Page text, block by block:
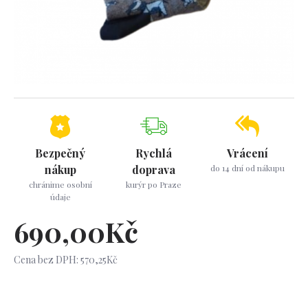
Bezpečný
nákup
chránime osobní
údaje
Rychlá
doprava
kurýr po Praze
Vrácení
do 14 dní od nákupu
690,00Kč
Cena bez DPH: 570,25Kč